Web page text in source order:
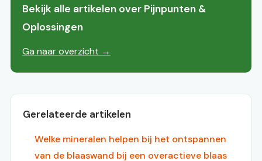
Bekijk alle artikelen over Pijnpunten &
Oplossingen
Ga naar overzicht →
Gerelateerde artikelen
Welke mineralen helpen bij het ontspannen
van de blaaswand bij een overactieve blaas